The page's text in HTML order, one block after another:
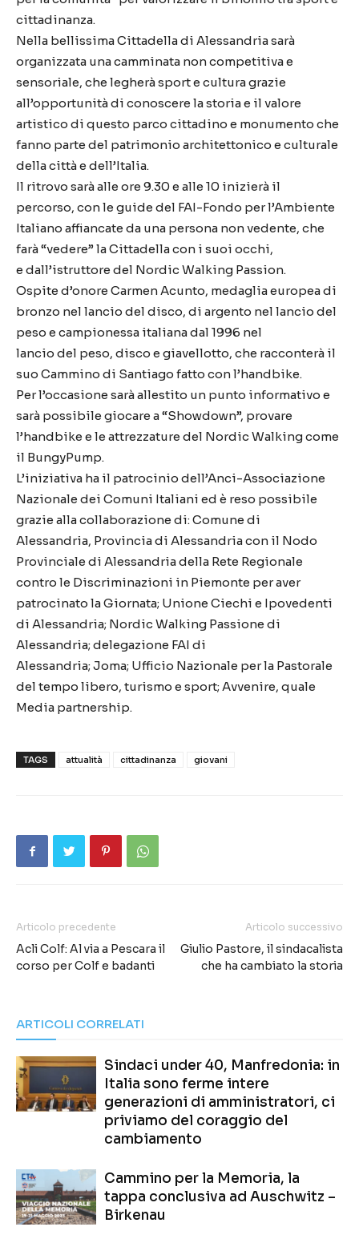
cittadinanza.
Nella bellissima Cittadella di Alessandria sarà
organizzata una camminata non competitiva e
sensoriale, che legherà sport e cultura grazie
all’opportunità di conoscere la storia e il valore
artistico di questo parco cittadino e monumento che
fanno parte del patrimonio architettonico e culturale
della città e dell’Italia.
Il ritrovo sarà alle ore 9.30 e alle 10 inizierà il
percorso, con le guide del FAI-Fondo per l’Ambiente
Italiano affiancate da una persona non vedente, che
farà “vedere” la Cittadella con i suoi occhi,
e dall’istruttore del Nordic Walking Passion.
Ospite d’onore Carmen Acunto, medaglia europea di
bronzo nel lancio del disco, di argento nel lancio del
peso e campionessa italiana dal 1996 nel
lancio del peso, disco e giavellotto, che racconterà il
suo Cammino di Santiago fatto con l’handbike.
Per l’occasione sarà allestito un punto informativo e
sarà possibile giocare a “Showdown”, provare
l’handbike e le attrezzature del Nordic Walking come
il BungyPump.
L’iniziativa ha il patrocinio dell’Anci-Associazione
Nazionale dei Comuni Italiani ed è reso possibile
grazie alla collaborazione di: Comune di
Alessandria, Provincia di Alessandria con il Nodo
Provinciale di Alessandria della Rete Regionale
contro le Discriminazioni in Piemonte per aver
patrocinato la Giornata; Unione Ciechi e Ipovedenti
di Alessandria; Nordic Walking Passione di
Alessandria; delegazione FAI di
Alessandria; Joma; Ufficio Nazionale per la Pastorale
del tempo libero, turismo e sport; Avvenire, quale
Media partnership.
TAGS attualità cittadinanza giovani
Articolo precedente
Acli Colf: Al via a Pescara il
corso per Colf e badanti
Articolo successivo
Giulio Pastore, il sindacalista
che ha cambiato la storia
ARTICOLI CORRELATI
Sindaci under 40, Manfredonia: in
Italia sono ferme intere
generazioni di amministratori, ci
priviamo del coraggio del
cambiamento
Cammino per la Memoria, la
tappa conclusiva ad Auschwitz –
Birkenau